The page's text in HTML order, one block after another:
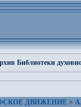
Библиотеки
ДВИЖЕНИЕ >